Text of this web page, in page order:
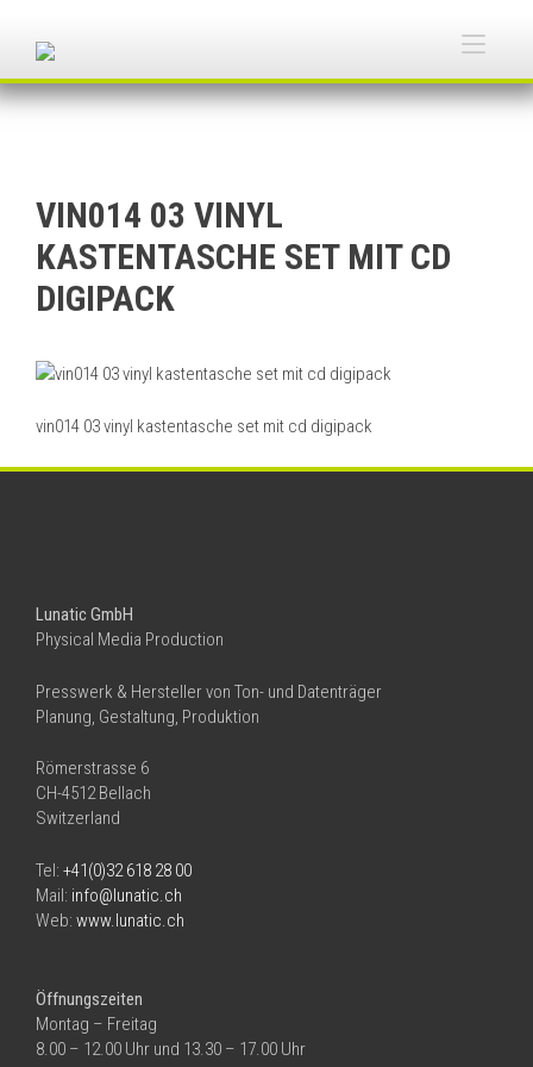
content
VIN014 03 VINYL
KASTENTASCHE SET MIT CD
DIGIPACK
vin014 03 vinyl kastentasche set mit cd digipack
Lunatic GmbH
Physical Media Production
Presswerk & Hersteller von Ton- und Datenträger
Planung, Gestaltung, Produktion
Römerstrasse 6
CH-4512 Bellach
Switzerland
Tel: +41(0)32 618 28 00
Mail: info@lunatic.ch
Web: www.lunatic.ch
Öffnungszeiten
Montag – Freitag
8.00 – 12.00 Uhr und 13.30 – 17.00 Uhr